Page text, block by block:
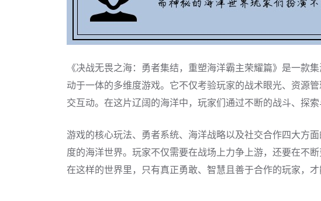
《决战无畏之海：勇者集结，重塑海洋霸主荣耀篇》是一款
动于一体的多维度游戏。它不仅考验玩家的战术眼光、资源
交互动。在这片辽阔的海洋中，玩家们通过不断的战斗、探
游戏的核心玩法、勇者系统、海洋战略以及社交合作四大方
度的海洋世界。玩家不仅需要在战场上力争上游，还要在不
在这样的世界里，只有真正勇敢、智慧且善于合作的玩家，